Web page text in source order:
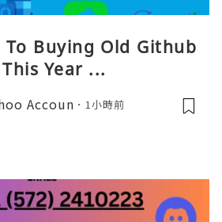
To Buying Old Github
Year ...
Accoun 1小時前